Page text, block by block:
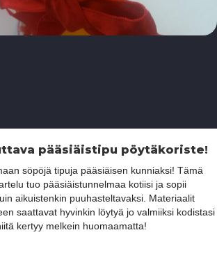
pääsiäistipu pöytäkoriste!
söpöjä tipuja pääsiäisen kunniaksi! Tämä
tuo pääsiäistunnelmaa kotiisi ja sopii
aikuistenkin puuhasteltavaksi. Materiaalit
saattavat hyvinkin löytyä jo valmiiksi kodistasi
kertyy melkein huomaamatta!